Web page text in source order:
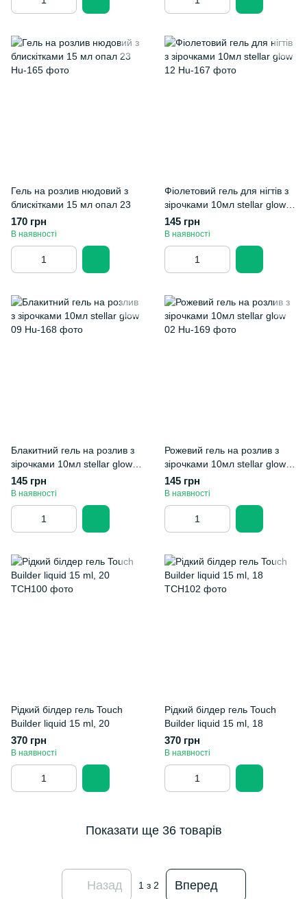
Гель на розлив нюдовий з
блискітками 15 мл опал 23
170 грн
В наявності
Фіолетовий гель для нігтів з
зірочками 10мл stellar glow
12
145 грн
В наявності
Блакитний гель на розлив з
зірочками 10мл stellar glow
09
145 грн
В наявності
Рожевий гель на розлив з
зірочками 10мл stellar glow
02
145 грн
В наявності
Рідкий білдер гель Touch
Builder liquid 15 ml, 20
370 грн
В наявності
Рідкий білдер гель Touch
Builder liquid 15 ml, 18
370 грн
В наявності
Показати ще 36 товарів
Назад 1 з 2 Вперед